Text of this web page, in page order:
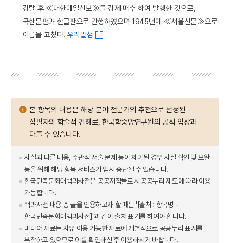
강탈 후 ≪대한매일신보≫를 강제 매수 하여 발행한 것으로,
국한문판과 한글판으로 간행하였으며 1945년에 ≪서울신문≫으로
이름을 고쳤다. 우리말샘
본 항목의 내용은 해당 분야 전문가의 추천으로 선정된
집필자의 학술적 견해로, 한국학중앙연구원의 공식 입장과
다를 수 있습니다.
사실과 다른 내용, 주관적 서술 문제 등이 제기된 경우 사실 확인 및 보완
등을 위해 해당 항목 서비스가 임시 중단될 수 있습니다.
한국민족문화대백과사전은 공공저작물로서 공공누리 제도에 따라 이용
가능합니다.
백과사전 내용 중 글을 인용하고자 할 때는 '[출처 : 항목명 -
한국민족문화대백과사전]'과 같이 출처 표기를 하여야 합니다.
미디어 자료는 자유 이용 가능한 자료에 개별적으로 공공누리 표시를
부착하고 있으므로 이를 확인하신 후 이용하시기 바랍니다.